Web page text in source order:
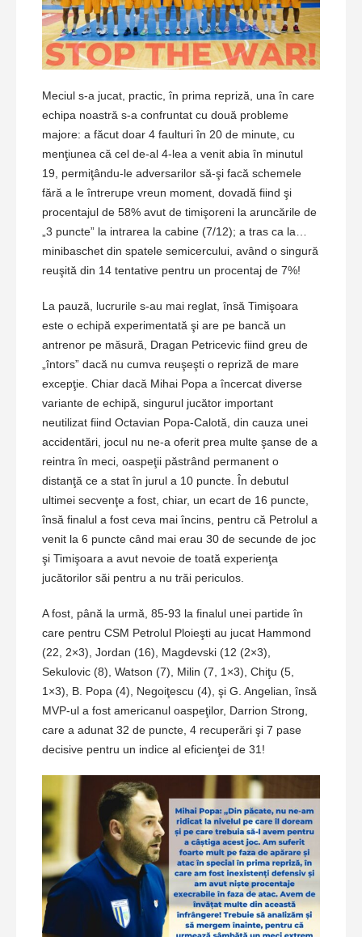
Meciul s-a jucat, practic, în prima repriză, una în care
echipa noastră s-a confruntat cu două probleme
majore: a făcut doar 4 faulturi în 20 de minute, cu
menţiunea că cel de-al 4-lea a venit abia în minutul
19, permiţându-le adversarilor să-şi facă schemele
fără a le întrerupe vreun moment, dovadă fiind şi
procentajul de 58% avut de timişoreni la aruncările de
„3 puncte” la intrarea la cabine (7/12); a tras ca la…
minibaschet din spatele semicercului, având o singură
reuşită din 14 tentative pentru un procentaj de 7%!
La pauză, lucrurile s-au mai reglat, însă Timişoara
este o echipă experimentată şi are pe bancă un
antrenor pe măsură, Dragan Petricevic fiind greu de
„întors” dacă nu cumva reuşeşti o repriză de mare
excepţie. Chiar dacă Mihai Popa a încercat diverse
variante de echipă, singurul jucător important
neutilizat fiind Octavian Popa-Calotă, din cauza unei
accidentări, jocul nu ne-a oferit prea multe şanse de a
reintra în meci, oaspeţii păstrând permanent o
distanţă ce a stat în jurul a 10 puncte. În debutul
ultimei secvenţe a fost, chiar, un ecart de 16 puncte,
însă finalul a fost ceva mai încins, pentru că Petrolul a
venit la 6 puncte când mai erau 30 de secunde de joc
şi Timişoara a avut nevoie de toată experienţa
jucătorilor săi pentru a nu trăi periculos.
A fost, până la urmă, 85-93 la finalul unei partide în
care pentru CSM Petrolul Ploieşti au jucat Hammond
(22, 2×3), Jordan (16), Magdevski (12 (2×3),
Sekulovic (8), Watson (7), Milin (7, 1×3), Chiţu (5,
1×3), B. Popa (4), Negoiţescu (4), şi G. Angelian, însă
MVP-ul a fost americanul oaspeţilor, Darrion Strong,
care a adunat 32 de puncte, 4 recuperări şi 7 pase
decisive pentru un indice al eficienţei de 31!